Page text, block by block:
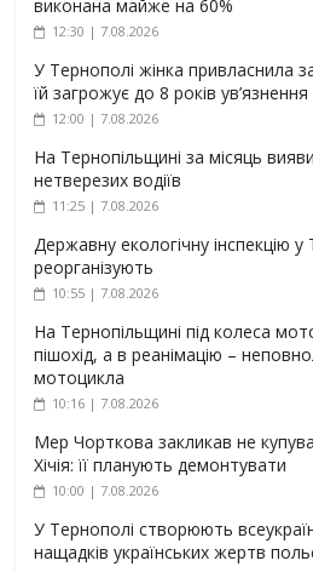
виконана майже на 60%
12:30 | 7.08.2026
У Тернополі жінка привласнила
їй загрожує до 8 років ув’язнення
12:00 | 7.08.2026
На Тернопільщині за місяць
нетверезих водіїв
11:25 | 7.08.2026
Державну екологічну інспекцію у
реорганізують
10:55 | 7.08.2026
На Тернопільщині під колеса
пішохід, а в реанімацію –
мотоцикла
10:16 | 7.08.2026
Мер Чорткова закликав не
Хічія: її планують демонтувати
10:00 | 7.08.2026
У Тернополі створюють
нащадків українських жертв